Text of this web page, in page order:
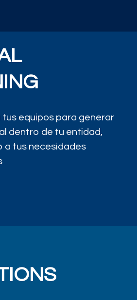
tus equipos para generar
dentro de tu entidad,
a tus necesidades